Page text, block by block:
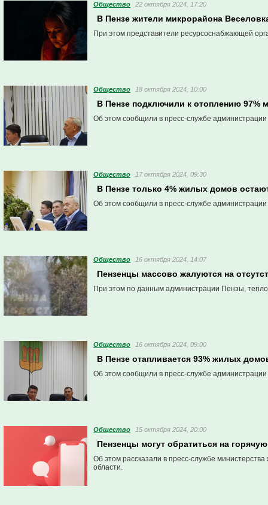
Общество 22 октября 2024, 17:20
В Пензе жители микрорайона
При этом представители ресурсоснабжающей
Общество 18 октября 2024, 10:00
В Пензе подключили к отоплению 97%
Об этом сообщили в пресс-службе
Общество 17 октября 2024, 09:30
В Пензе только 4% жилых домов
Об этом сообщили в пресс-службе
Общество 16 октября 2024, 14:07
Пензенцы массово жалуются на
При этом по данным администрации Пензы,
Общество 16 октября 2024, 09:00
В Пензе отапливается 93% жилых
Об этом сообщили в пресс-службе
Общество 15 октября 2024, 20:00
Пензенцы могут обратиться на
Об этом рассказали в пресс-службе
области.